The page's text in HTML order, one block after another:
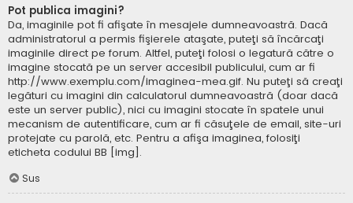
Pot publica imagini?
Da, imaginile pot fi afişate în mesajele dumneavoastră. Dacă
administratorul a permis fişierele ataşate, puteţi să încărcaţi
imaginile direct pe forum. Altfel, puteţi folosi o legatură către o
imagine stocată pe un server accesibil publicului, cum ar fi
http://www.exemplu.com/imaginea-mea.gif. Nu puteţi să creaţi
legături cu imagini din calculatorul dumneavoastră (doar dacă
este un server public), nici cu imagini stocate în spatele unui
mecanism de autentificare, cum ar fi căsuţele de email, site-uri
protejate cu parolă, etc. Pentru a afişa imaginea, folosiţi
eticheta codului BB [img].
Sus